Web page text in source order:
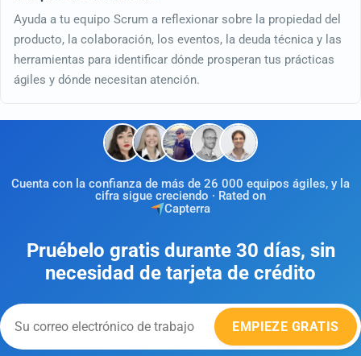
Ayuda a tu equipo Scrum a reflexionar sobre la propiedad del
producto, la colaboración, los eventos, la deuda técnica y las
herramientas para identificar dónde prosperan tus prácticas
ágiles y dónde necesitan atención.
Cuenta con la confianza de más de 26 000 equipos ágiles, y la
cifra sigue creciendo · Rated on
Capterra
Pruébelo gratis durante 30 días, sin
necesidad de tarjeta de crédito
EMPIEZE GRATIS